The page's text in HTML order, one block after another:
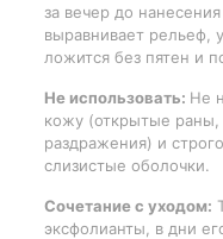
за вечер до
выравнивает рельеф,
ложится без пятен и
Не использовать: Не
кожу (открытые
раздражения) и
слизистые оболочки.
Сочетание с уходом:
эксфолианты, в дни